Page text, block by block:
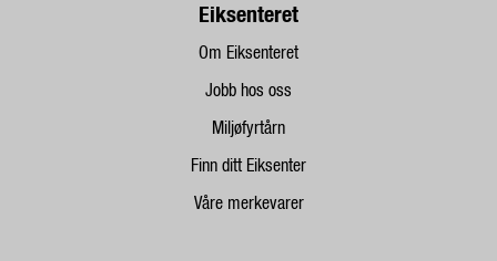
Eiksenteret
Om Eiksenteret
Jobb hos oss
Miljøfyrtårn
Finn ditt Eiksenter
Våre merkevarer